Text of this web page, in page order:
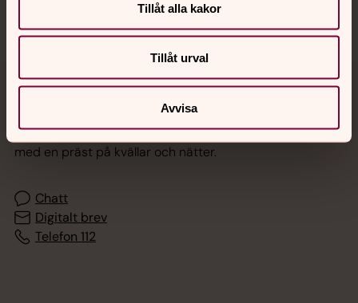
Tillåt alla kakor
Tillåt urval
Avvisa
Akut samtals- och krisstöd. Prata eller chatta anonymt
med en präst på kvällar och nätter.
Chatt
Digitalt brev
Telefon 112